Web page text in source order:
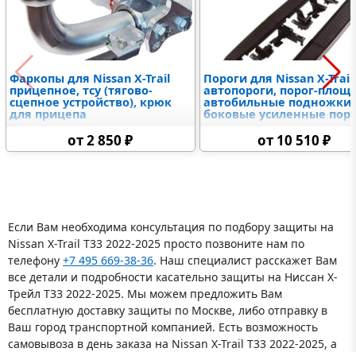
Фаркопы для Nissan X-Trail
прицепное, тсу (тягово-
сцепное устройство), крюк
для прицепа
от 2 850 ₽
Пороги для Nissan X-Trail
автопороги, порог-
автобильные подножки,
боковые усиленные
от 10 510 ₽
Если Вам необходима консультация по подбору защиты на
Nissan X-Trail T33 2022-2025 просто позвоните нам по
телефону +7 495 669-38-36. Наш специалист расскажет Вам
все детали и подробности касательно защиты на Ниссан Х-
Трейл T33 2022-2025. Мы можем предложить Вам
бесплатную доставку защиты по Москве, либо отправку в
Ваш город транспортной компанией. Есть возможность
самовывоза в день заказа на Nissan X-Trail T33 2022-2025, а